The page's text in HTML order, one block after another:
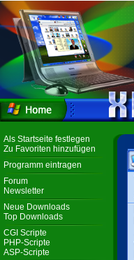
Als Startseite festlegen
Zu Favoriten hinzufügen
Programm eintragen
Forum
Newsletter
Neue Downloads
Top Downloads
CGI Scripte
PHP-Scripte
ASP-Scripte